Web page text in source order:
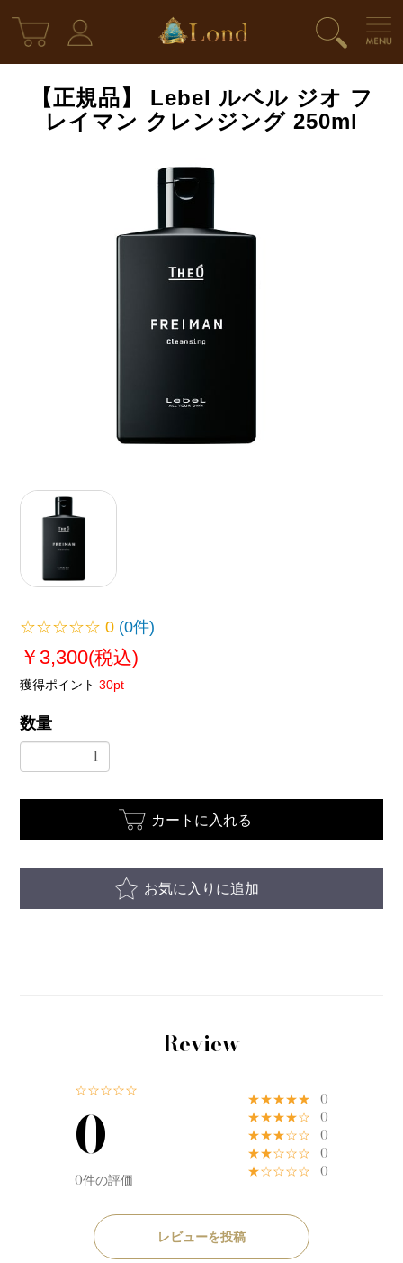
【正規品】 Lebel ルベル ジオ フ
レイマン クレンジング 250ml
☆☆☆☆☆0 (0件)
￥3,300(税込)
獲得ポイント 30pt
数量
カートに入れる
お気に入りに追加
Review
☆☆☆☆☆
0
0件の評価
★★★★★ 0
★★★★☆ 0
★★★☆☆ 0
★★☆☆☆ 0
★☆☆☆☆ 0
レビューを投稿